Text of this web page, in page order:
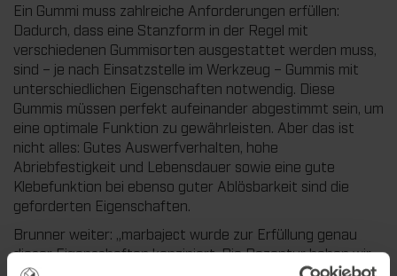
Ein Gummi muss zahlreiche Anforderungen erfüllen:
Dadurch, dass eine Stanzform in der Regel mit
verschiedenen Gummisorten ausgestattet werden muss,
sind – je nach Einsatzstelle im Werkzeug – Gummis mit
unterschiedlichen Eigenschaften notwendig. Diese
Gummis müssen perfekt aufeinander abgestimmt sein, um
eine optimale Funktion zu gewährleisten. Aber das ist
nicht alles: Gutes Auswerfverhalten, hohe
Abriebfestigkeit und Lebensdauer sowie eine gute
Klebefunktion bei ebenso guter Ablösbarkeit sind die
geforderten Eigenschaften.
Brunner weiter: „marbaject wurde zur Erfüllung genau
dieser Eigenschaften konzipiert. Die Rezeptur haben wir